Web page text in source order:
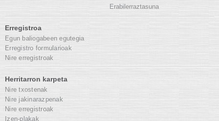
Erabilerraztasuna
Erregistroa
Egun baliogabeen egutegia
Erregistro formularioak
Nire erregistroak
Herritarron karpeta
Nire txostenak
Nire jakinarazpenak
Nire erregistroak
Izen-plakak